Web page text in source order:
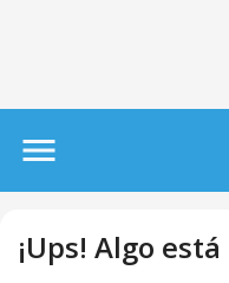
¡Ups! Algo